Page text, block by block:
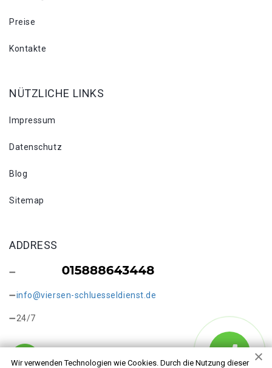
Wir verwenden Technologien wie Cookies. Durch die Nutzung dieser
Preise
Kontakte
NÜTZLICHE LINKS
Impressum
Datenschutz
Blog
Sitemap
ADDRESS
info@viersen-schluesseldienst.de
24/7